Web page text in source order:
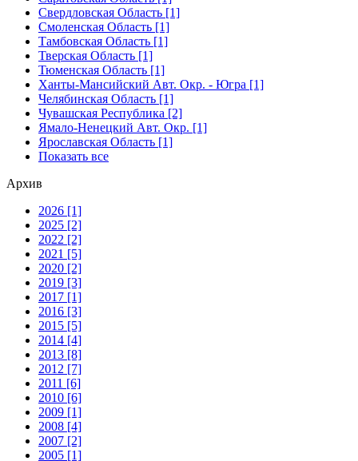
Свердловская Область [1]
Смоленская Область [1]
Тамбовская Область [1]
Тверская Область [1]
Тюменская Область [1]
Ханты-Мансийский Авт. Окр. - Югра [1]
Челябинская Область [1]
Чувашская Республика [2]
Ямало-Ненецкий Авт. Окр. [1]
Ярославская Область [1]
Показать все
Архив
2026 [1]
2025 [2]
2022 [2]
2021 [5]
2020 [2]
2019 [3]
2017 [1]
2016 [3]
2015 [5]
2014 [4]
2013 [8]
2012 [7]
2011 [6]
2010 [6]
2009 [1]
2008 [4]
2007 [2]
2005 [1]